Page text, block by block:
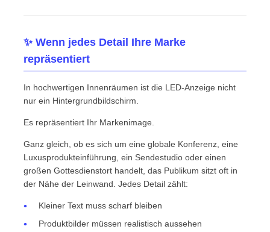
VR Show
Werksbesichtigung
Qualitätskontrolle
✨ Wenn jedes Detail Ihre Marke
repräsentiert
In hochwertigen Innenräumen ist die LED-Anzeige nicht
nur ein Hintergrundbildschirm.
Es repräsentiert Ihr Markenimage.
Ganz gleich, ob es sich um eine globale Konferenz, eine
Luxusprodukteinführung, ein Sendestudio oder einen
großen Gottesdienstort handelt, das Publikum sitzt oft in
der Nähe der Leinwand. Jedes Detail zählt:
Kleiner Text muss scharf bleiben
Produktbilder müssen realistisch aussehen